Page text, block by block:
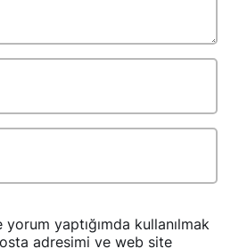
yaptığımda kullanılmak
adresimi ve web site